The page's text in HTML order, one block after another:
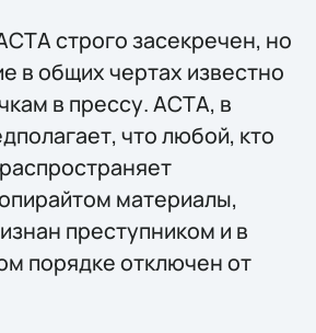
строго засекречен, но
в общих чертах известно
в прессу. ACTA, в
что любой, кто
материалы,
преступником и в
порядке отключен от